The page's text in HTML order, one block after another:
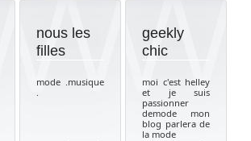
nous les
filles
mode .musique
.
geekly
chic
moi c'est helley
et je suis
passionner
demode mon
blog parlera de
la mode